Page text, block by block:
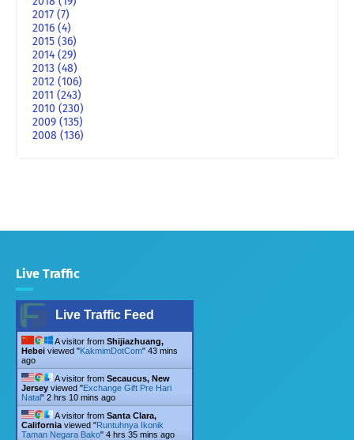
2017 (7)
2016 (4)
2015 (36)
2014 (29)
2013 (48)
2012 (106)
2011 (243)
2010 (230)
2009 (135)
2008 (136)
Live Traffic
Live Traffic Feed
A visitor from Shijiazhuang,
Hebei viewed "KakmimDotCom" 43 mins
ago
A visitor from Secaucus, New
Jersey viewed "Exchange Gift Pre Hari
Natal" 2 hrs 10 mins ago
A visitor from Santa Clara,
California viewed "Runtuhnya Ikonik
Taman Negara Bako" 4 hrs 35 mins ago